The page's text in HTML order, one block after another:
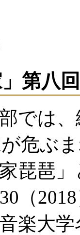
第八
では、
危ぶ
琵琶
（
楽大